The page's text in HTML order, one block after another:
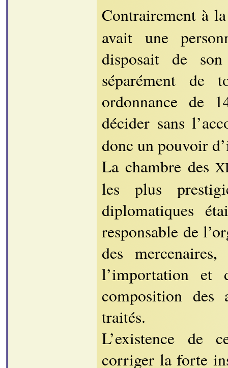
Contrairement à
avait une
disposait de
séparément de
ordonnance de
décider sans
donc un pouvoir
La chambre des
les plus
diplomatiques
responsable de
des
l’importation et
composition des
traités.
L’existence de
corriger la forte